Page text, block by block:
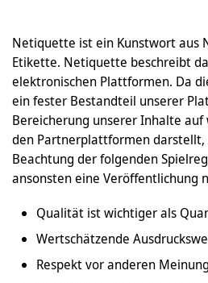
Netiquette ist ein Kunstwort aus
Etikette. Netiquette beschreibt
elektronischen Plattformen. Da
ein fester Bestandteil unserer
Bereicherung unserer Inhalte auf
den Partnerplattformen
Beachtung der folgenden
ansonsten eine Veröffentlichung
Qualität ist wichtiger als
Wertschätzende
Respekt vor anderen